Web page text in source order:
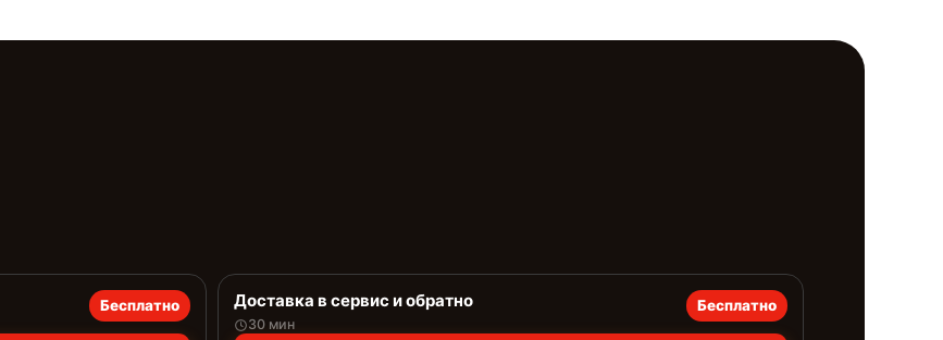
Бесплатно Доставка в сервис и обратно
30 мин
Бесплатно